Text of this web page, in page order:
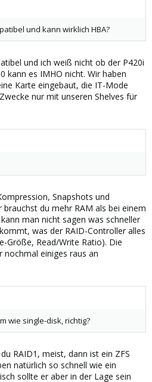
und kann wirklich HBA?
und ich weiß nicht ob der P420i
kann es IMHO nicht. Wir haben
Karte eingebaut, die IT-Mode
nur mit unseren Shelves für
Snapshots und
du mehr RAM als bei einem
man nicht sagen was schneller
was der RAID-Controller alles
Größe, Read/Write Ratio). Die
nochmal einiges raus an
wie single-disk, richtig?
RAID1, meist, dann ist ein ZFS
natürlich so schnell wie ein
sollte er aber in der Lage sein